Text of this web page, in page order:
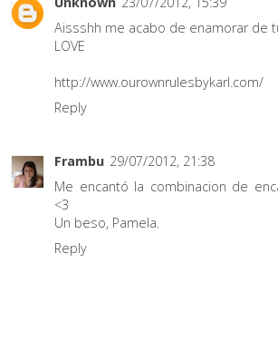
Aissshh me acabo de enamorar de
LOVE
http://www.ourownrulesbykarl.com/
Reply
Frambu 29/07/2012, 21:38
Me encantó la combinacion de
<3
Un beso, Pamela.
Reply